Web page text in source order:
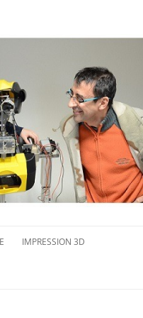
IMPRESSION 3D